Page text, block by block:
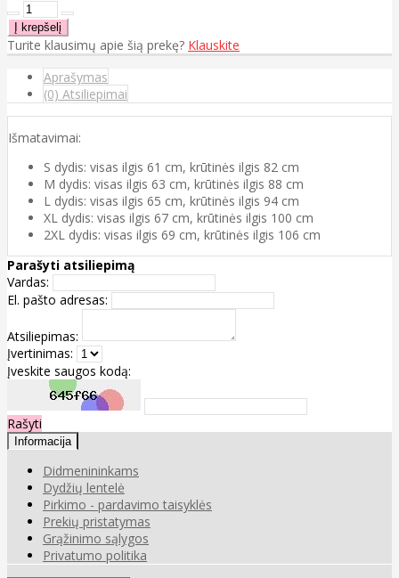
Turite klausimų apie šią prekę? Klauskite
Aprašymas
(0) Atsiliepimai
Išmatavimai:
S dydis: visas ilgis 61 cm, krūtinės ilgis 82 cm
M dydis: visas ilgis 63 cm, krūtinės ilgis 88 cm
L dydis: visas ilgis 65 cm, krūtinės ilgis 94 cm
XL dydis: visas ilgis 67 cm, krūtinės ilgis 100 cm
2XL dydis: visas ilgis 69 cm, krūtinės ilgis 106 cm
Parašyti atsiliepimą
Vardas:
El. pašto adresas:
Atsiliepimas:
Įvertinimas:
Įveskite saugos kodą:
Rašyti
Informacija
Didmenininkams
Dydžių lentelė
Pirkimo - pardavimo taisyklės
Prekių pristatymas
Grąžinimo sąlygos
Privatumo politika